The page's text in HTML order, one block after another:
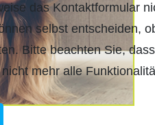
das Kontaktformular
selbst entscheiden,
Bitte beachten Sie,
mehr alle